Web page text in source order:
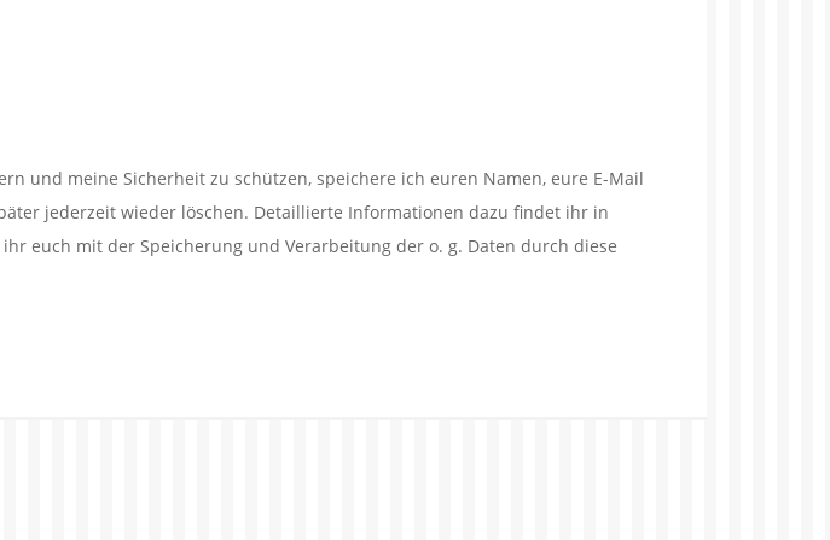
und meine Sicherheit zu schützen, speichere ich euren Namen, eure E-Mail
jederzeit wieder löschen. Detaillierte Informationen dazu findet ihr in
euch mit der Speicherung und Verarbeitung der o. g. Daten durch diese